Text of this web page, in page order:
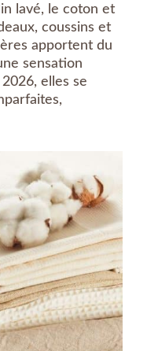
lavé, le coton et
coussins et
apportent du
sensation
elles se